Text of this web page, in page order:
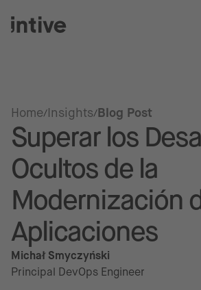
Home Insights Blog Post
Superar los
Ocultos de la
Modernización
Aplicaciones
Michał Smyczyński
Principal DevOps Engineer